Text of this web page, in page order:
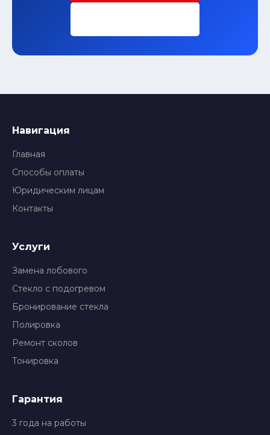
Навигация
Главная
Способы оплаты
Юридическим лицам
Контакты
Услуги
Замена лобового
Стекло с подогревом
Бронирование стекла
Полировка
Ремонт сколов
Тонировка
Гарантия
3 года на работы